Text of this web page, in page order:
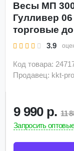
Весы МП
Гулливер
торговые до
3.9
Код товара:
Продавец: kkt-pro
9 990 р. 11
Запросить